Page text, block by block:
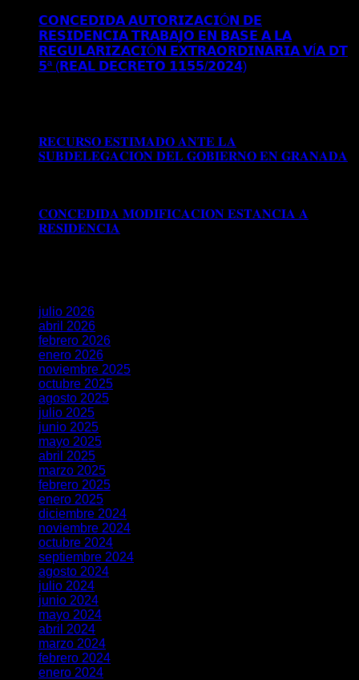
𝗖𝗢𝗡𝗖𝗘𝗗𝗜𝗗𝗔 𝗔𝗨𝗧𝗢𝗥𝗜𝗭𝗔𝗖𝗜Ó𝗡 𝗗𝗘
𝗥𝗘𝗦𝗜𝗗𝗘𝗡𝗖𝗜𝗔 𝗧𝗥𝗔𝗕𝗔𝗝𝗢 𝗘𝗡 𝗕𝗔𝗦𝗘 𝗔 𝗟𝗔
𝗥𝗘𝗚𝗨𝗟𝗔𝗥𝗜𝗭𝗔𝗖𝗜Ó𝗡 𝗘𝗫𝗧𝗥𝗔𝗢𝗥𝗗𝗜𝗡𝗔𝗥𝗜𝗔 𝗩Í𝗔 𝗗𝗧
𝟱ª (𝗥𝗘𝗔𝗟 𝗗𝗘𝗖𝗥𝗘𝗧𝗢 𝟭𝟭𝟱𝟱/𝟮𝟬𝟮𝟰)
𝐑𝐄𝐂𝐔𝐑𝐒𝐎 𝐄𝐒𝐓𝐈𝐌𝐀𝐃𝐎 𝐀𝐍𝐓𝐄 𝐋𝐀
𝐒𝐔𝐁𝐃𝐄𝐋𝐄𝐆𝐀𝐂𝐈𝐎𝐍 𝐃𝐄𝐋 𝐆𝐎𝐁𝐈𝐄𝐑𝐍𝐎 𝐄𝐍 𝐆𝐑𝐀𝐍𝐀𝐃𝐀
𝐂𝐎𝐍𝐂𝐄𝐃𝐈𝐃𝐀 𝐌𝐎𝐃𝐈𝐅𝐈𝐂𝐀𝐂𝐈𝐎𝐍 𝐄𝐒𝐓𝐀𝐍𝐂𝐈𝐀 𝐀
𝐑𝐄𝐒𝐈𝐃𝐄𝐍𝐂𝐈𝐀
julio 2026
abril 2026
febrero 2026
enero 2026
noviembre 2025
octubre 2025
agosto 2025
julio 2025
junio 2025
mayo 2025
abril 2025
marzo 2025
febrero 2025
enero 2025
diciembre 2024
noviembre 2024
octubre 2024
septiembre 2024
agosto 2024
julio 2024
junio 2024
mayo 2024
abril 2024
marzo 2024
febrero 2024
enero 2024